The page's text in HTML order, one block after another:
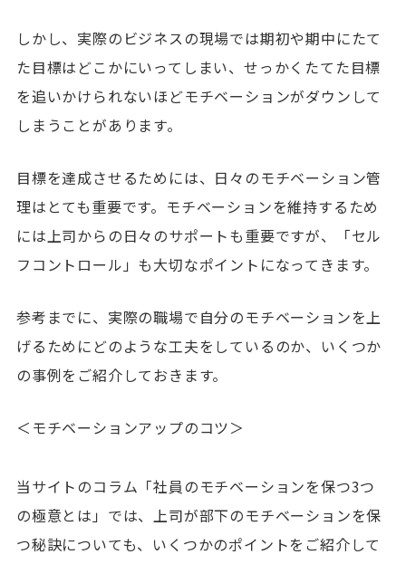
しかし、実際のビジネスの現場では期初や期中にたて
た目標はどこかにいってしまい、せっかくたてた目標
を追いかけられないほどモチベーションがダウンして
しまうことがあります。
目標を達成させるためには、日々のモチベーション管
理はとても重要です。モチベーションを維持するため
には上司からの日々のサポートも重要ですが、「セル
フコントロール」も大切なポイントになってきます。
参考までに、実際の職場で自分のモチベーションを上
げるためにどのような工夫をしているのか、いくつか
の事例をご紹介しておきます。
＜モチベーションアップのコツ＞
当サイトのコラム「社員のモチベーションを保つ3つ
の極意とは」では、上司が部下のモチベーションを保
つ秘訣についても、いくつかのポイントをご紹介して